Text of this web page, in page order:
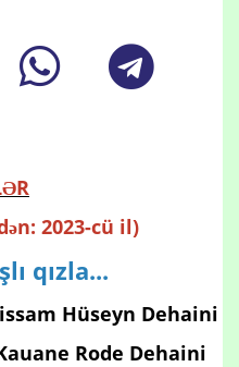
2023-cü il)
qızla...
Hüseyn Dehaini
Rode Dehaini